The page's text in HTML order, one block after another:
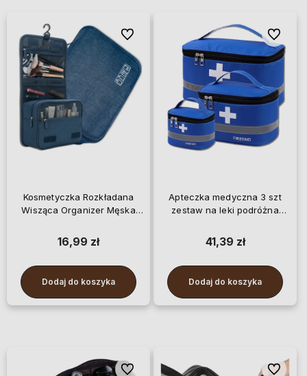
Kosmetyczka Rozkładana
Wisząca Organizer Męska
16,99 zł
Dodaj do koszyka
Do ulubionych
Apteczka medyczna 3 szt
zestaw na leki podróżna
41,39 zł
Dodaj do koszyka
Do
Do ulubionych Do